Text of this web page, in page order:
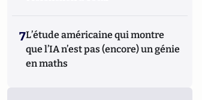
7L’étude américaine qui montre
que l’IA n’est pas (encore) un génie
en maths